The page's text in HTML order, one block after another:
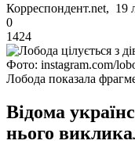
Корреспондент.net, 19
0
1424
Фото: instagram.com/
Лобода показала
Відома
нього